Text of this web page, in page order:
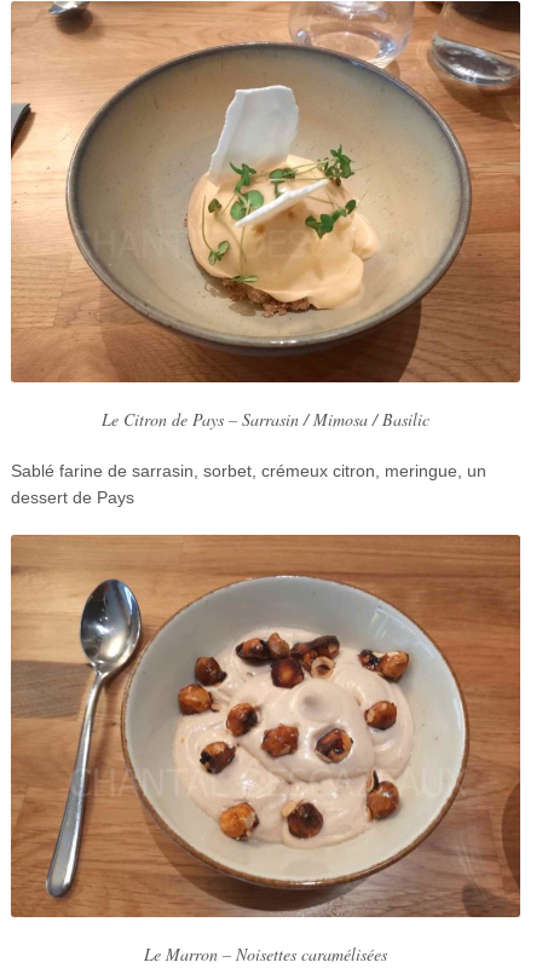
Le Citron de Pays – Sarrasin / Mimosa / Basilic
Sablé farine de sarrasin, sorbet, crémeux citron, meringue, un
dessert de Pays
Le Marron – Noisettes caramélisées